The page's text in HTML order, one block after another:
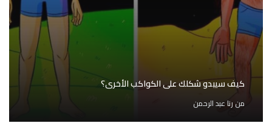
كيف سيبدو شكلك على الكواكب الأخرى؟
من رنا عبد الرحمن